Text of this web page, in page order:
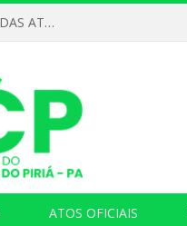
DECLARAMOS QUE NÃO HOUVERAM NOVAS LEIS APROVADAS ATÉ O MOMENTO PARA O INSTITUTO DE PREVIDÊNCIA NO ANO DE 2026
ATOS OFICIAIS